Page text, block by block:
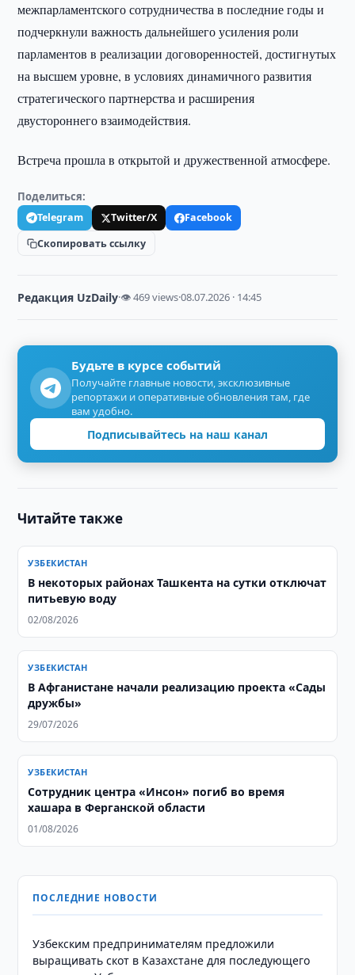
межпарламентского сотрудничества в последние годы и
подчеркнули важность дальнейшего усиления роли
парламентов в реализации договоренностей, достигнутых
на высшем уровне, в условиях динамичного развития
стратегического партнерства и расширения
двустороннего взаимодействия.
Встреча прошла в открытой и дружественной атмосфере.
Поделиться:
Telegram Twitter/X
Facebook
Скопировать ссылку
Редакция UzDaily·👁 469 views·08.07.2026 · 14:45
Будьте в курсе событий
Получайте главные новости, эксклюзивные
репортажи и оперативные обновления там, где
вам удобно.
Подписывайтесь на наш канал
Читайте также
УЗБЕКИСТАН
В некоторых районах Ташкента на сутки отключат
питьевую воду
02/08/2026
УЗБЕКИСТАН
В Афганистане начали реализацию проекта «Сады
дружбы»
29/07/2026
УЗБЕКИСТАН
Сотрудник центра «Инсон» погиб во время
хашара в Ферганской области
01/08/2026
ПОСЛЕДНИЕ НОВОСТИ
Узбекским предпринимателям предложили
выращивать скот в Казахстане для последующего